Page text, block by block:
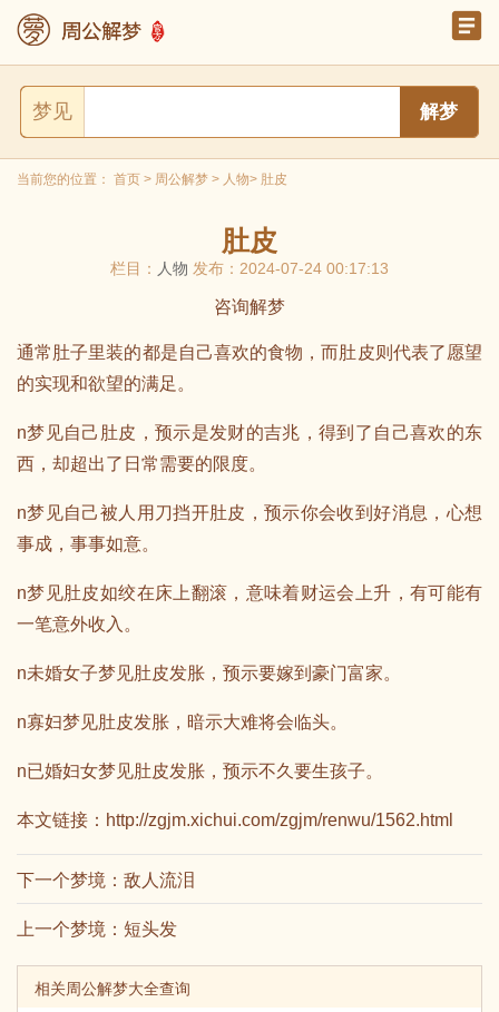
梦见
当前您的位置： 首页 > 周公解梦 > 人物> 肚皮
肚皮
栏目： 人物 发布：2024-07-24 00:17:13
咨询解梦
通常肚子里装的都是自己喜欢的食物，而肚皮则代表了愿望
的实现和欲望的满足。
n梦见自己肚皮，预示是发财的吉兆，得到了自己喜欢的东
西，却超出了日常需要的限度。
n梦见自己被人用刀挡开肚皮，预示你会收到好消息，心想
事成，事事如意。
n梦见肚皮如绞在床上翻滚，意味着财运会上升，有可能有
一笔意外收入。
n未婚女子梦见肚皮发胀，预示要嫁到豪门富家。
n寡妇梦见肚皮发胀，暗示大难将会临头。
n已婚妇女梦见肚皮发胀，预示不久要生孩子。
本文链接： http://zgjm.xichui.com/zgjm/renwu/1562.html
下一个梦境： 敌人流泪
上一个梦境： 短头发
相关周公解梦大全查询